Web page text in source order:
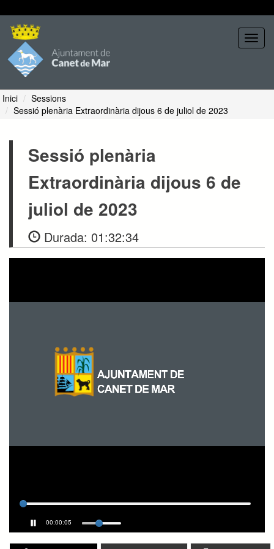
Inici
Sessions
Sessió plenària Extraordinària dijous 6 de juliol de 2023
Sessió plenària
Extraordinària dijous 6 de
juliol de 2023
Durada: 01:32:34
00:00:05